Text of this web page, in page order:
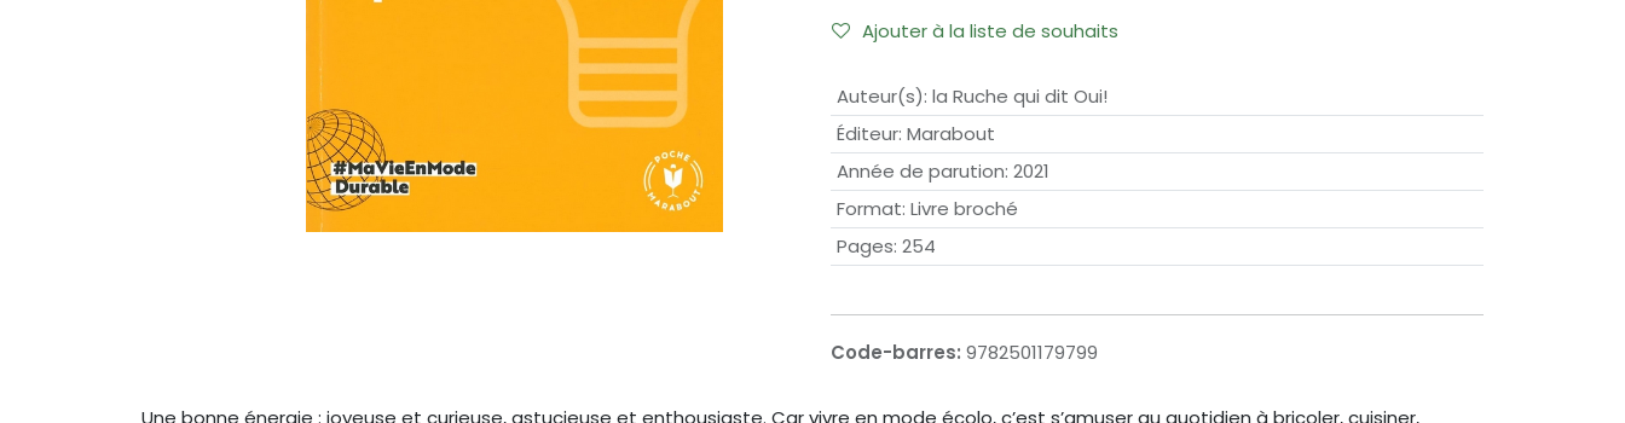
Ajouter à la liste de souhaits
Auteur(s): la Ruche qui dit Oui!
Éditeur: Marabout
Année de parution: 2021
Format: Livre broché
Pages: 254
Code-barres: 9782501179799